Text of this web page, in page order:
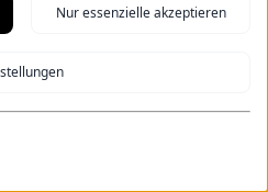
Nur essenzielle akzeptieren